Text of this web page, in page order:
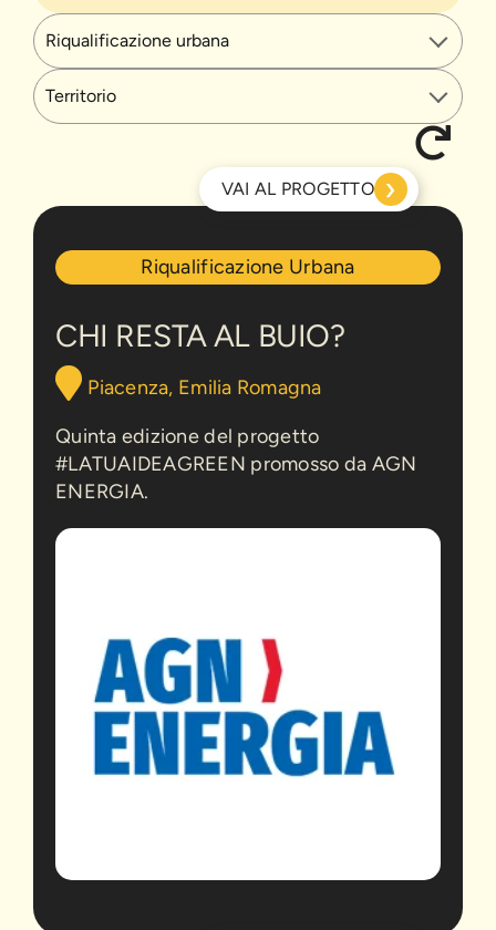
Riqualificazione Urbana
CHI RESTA AL BUIO?
Piacenza, Emilia Romagna
Quinta edizione del progetto
#LATUAIDEAGREEN promosso da AGN
ENERGIA.
Resta
Buio?
VAI AL PROGETTO ›